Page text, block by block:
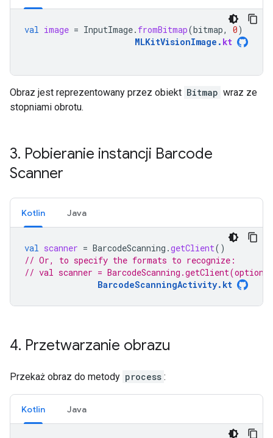
val image = InputImage. fromBitmap(bitmap, 0)
MLKitVisionImage . kt
Obraz jest reprezentowany przez obiekt Bitmap wraz ze
stopniami obrotu.
3. Pobieranie instancji Barcode
Scanner
Kotlin Java
val scanner = BarcodeScanning .getClient()
// Or, to specify the formats to recognize:
// val scanner =
BarcodeScanningActivity.kt
4. Przetwarzanie obrazu
Przekaż obraz do metody process :
Kotlin Java